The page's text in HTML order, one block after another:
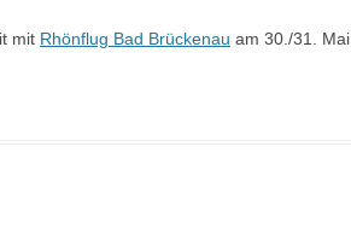
mit Rhönflug Bad Brückenau am 30./31. Mai